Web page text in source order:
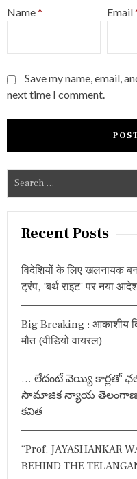
Name* Email
Save my name, email,
next time I comment.
e
a
Recent Posts
विदेशियों के लिए खलनायक
ट्रंप, ‘बर्थ राइट’ पर नया
Big Breaking : आकाशीय
मौत (वीडियो वायरल)
… లేదంటే వెయ్యి కార్లతో ఛలో
సామాజిక న్యాయ తెలంగాణ
కవిత
“Prof. JAYASHANKAR
BEHIND THE